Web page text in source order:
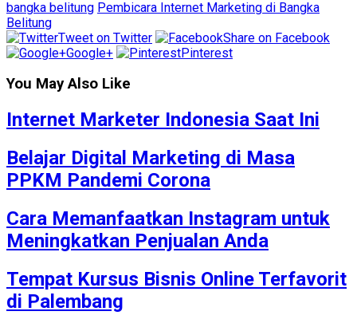
bangka belitung Pembicara Internet Marketing di Bangka
Belitung
Tweet on Twitter
Share on Facebook
Google+
Pinterest
You May Also Like
Internet Marketer Indonesia Saat Ini
Belajar Digital Marketing di Masa
PPKM Pandemi Corona
Cara Memanfaatkan Instagram untuk
Meningkatkan Penjualan Anda
Tempat Kursus Bisnis Online Terfavorit
di Palembang